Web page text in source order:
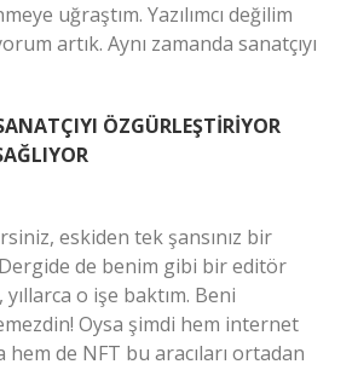
uğraştım. Yazılımcı değilim
artık. Aynı zamanda sanatçıyı
ÖZGÜRLEŞTİRİYOR
eskiden tek şansınız bir
de benim gibi bir editör
yıllarca o işe baktım. Beni
Oysa şimdi hem internet
hem de NFT bu aracıları ortadan